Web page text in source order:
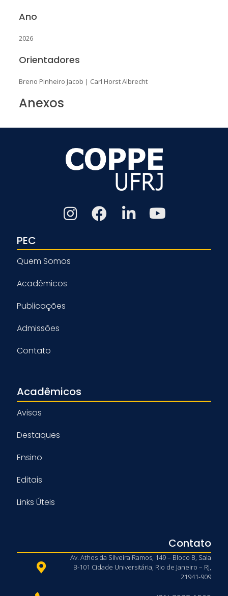
Ano
2026
Orientadores
Breno Pinheiro Jacob | Carl Horst Albrecht
Anexos
PEC
Quem Somos
Acadêmicos
Publicações
Admissões
Contato
Acadêmicos
Avisos
Destaques
Ensino
Editais
Links Úteis
Contato
Av. Athos da Silveira Ramos, 149 – Bloco B, Sala
B-101 Cidade Universitária, Rio de Janeiro – RJ,
21941-909